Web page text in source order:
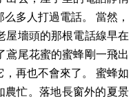
多人打過電話。 當然，
屋墻頭的那根電話線早在
鳶尾花蜜的蜜蜂剛一飛出
，再也不會來了。 蜜蜂如
農忙。落地長窗外的夏景